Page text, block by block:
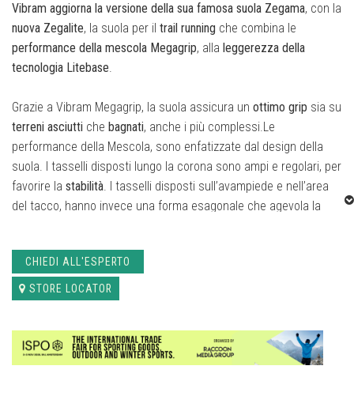
Vibram aggiorna la versione della sua famosa suola Zegama, con la
nuova Zegalite, la suola per il trail running che combina le
performance della mescola Megagrip, alla leggerezza della
tecnologia Litebase.
Grazie a Vibram Megagrip, la suola assicura un ottimo grip sia su
terreni asciutti che bagnati, anche i più complessi.Le
performance della Mescola, sono enfatizzate dal design della
suola. I tasselli disposti lungo la corona sono ampi e regolari, per
favorire la stabilità. I tasselli disposti sull’avampiede e nell’area
del tacco, hanno invece una forma esagonale che agevola la
design autopulentefacilita la rimozione del fango dalla suola,
ottimizzando anche la trazione e la stabilità grazie ai tasselli
laterali. La struttura sottile della suola la rende
CHIEDI ALL'ESPERTO
STORE LOCATOR